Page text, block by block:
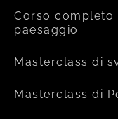
Corso
paesaggio
Masterclass di
Masterclass di